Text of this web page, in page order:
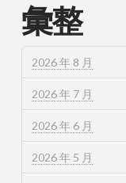
彙整
2026 年 8 月
2026 年 7 月
2026 年 6 月
2026 年 5 月